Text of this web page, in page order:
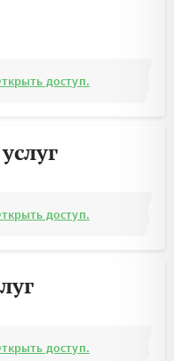
доступ.
доступ.
доступ.